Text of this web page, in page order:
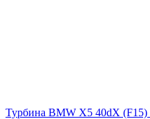
Турбина BMW X5 40dX (F15)